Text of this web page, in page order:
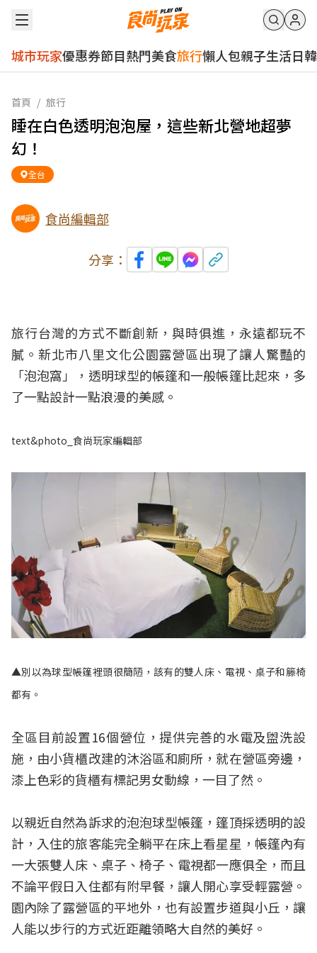
城市玩家優惠券節目熱門美食旅行懶人包親子生活日韓
首頁 / 旅行
睡在白色透明泡泡屋，這些新北營地超夢
幻！
全台
食尚編輯部
分享：
旅行台灣的方式不斷創新，與時俱進，永遠都玩不
膩。新北市八里文化公園露營區出現了讓人驚豔的
「泡泡窩」，透明球型的帳篷和一般帳篷比起來，多
了一點設計一點浪漫的美感。
text&photo_食尚玩家編輯部
▲別以為球型帳篷裡頭很簡陋，該有的雙人床、電視、桌子和籐椅
都有。
全區目前設置16個營位，提供完善的水電及盥洗設
施，由小貨櫃改建的沐浴區和廁所，就在營區旁邊，
漆上色彩的貨櫃有標記男女動線，一目了然。
以親近自然為訴求的泡泡球型帳篷，篷頂採透明的設
計，入住的旅客能完全躺平在床上看星星，帳篷內有
一大張雙人床、桌子、椅子、電視都一應俱全，而且
不論平假日入住都有附早餐，讓人開心享受輕露營。
園內除了露營區的平地外，也有設置步道與小丘，讓
人能以步行的方式近距離領略大自然的美好。